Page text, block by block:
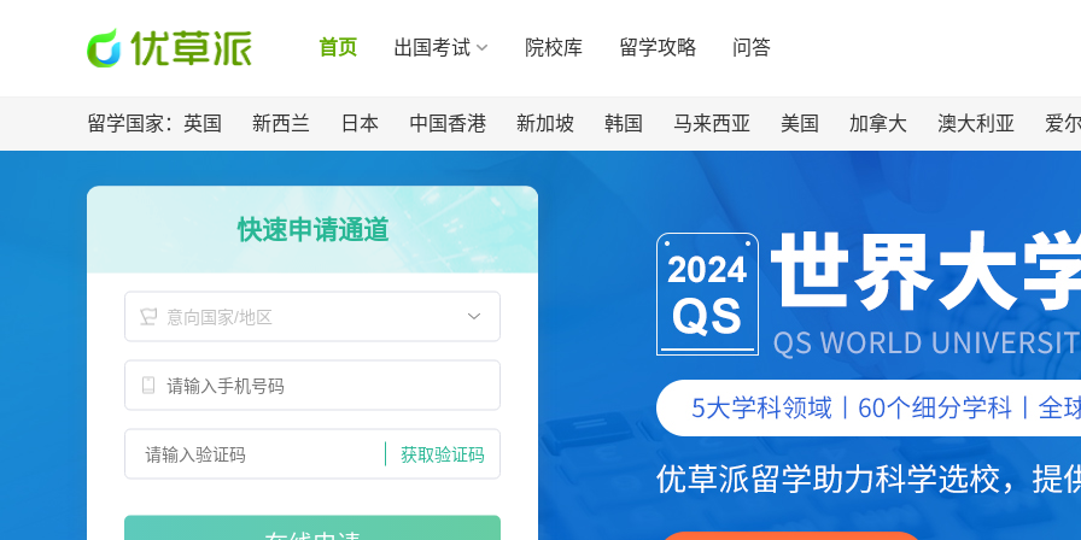
首页 出国考试 院校库 留学攻略 问答
留学国家： 英国 新西兰 日本 中国香港 新加坡 韩国 马来西亚 美国 加拿大 澳大利亚 爱
快速申请通道
意向国家/地区
获取验证码